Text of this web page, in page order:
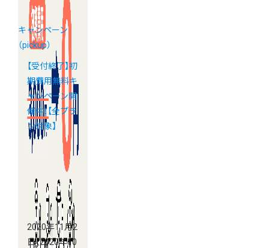
キャンペーン
（pickup）
【受付終了】初
期費用無料キ
ャンペーン開
催中！【全プラ
ン対象】
2020年11月2
日（2020年10